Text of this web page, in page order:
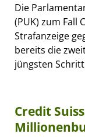
Die
(PUK) zum Fall
Strafanzeige
bereits die
jüngsten
Credit